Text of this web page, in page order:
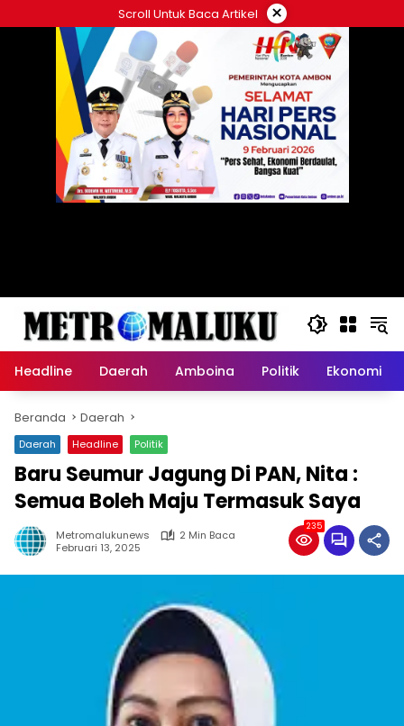
ke
Scroll Untuk Baca Artikel ×
Headline Daerah Amboina Politik Ekonomi
Beranda Daerah
Daerah Headline Politik
Baru Seumur Jagung Di PAN, Nita :
Semua Boleh Maju Termasuk Saya
Metromalukunews
2 Min Baca
Februari 13, 2025
235